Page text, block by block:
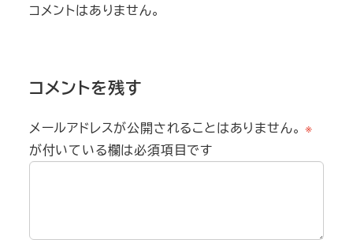
コメントはありません。
コメントを残す
メールアドレスが公開されることはありません。 ※
が付いている欄は必須項目です